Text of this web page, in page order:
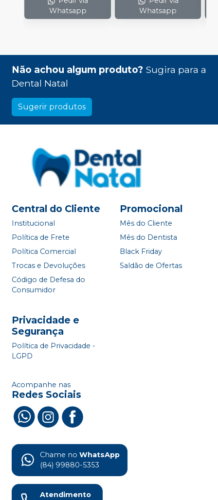
Whatsapp
Whatsapp
Não achou algum produto? Sugira para a
Dental Natal
Sugerir produtos
Central do Cliente
Institucional
Política de Frete
Política Comercial
Trocas e Devoluções
Código de Defesa do
Consumidor
Promocional
Mês do Cliente
Mês do Dentista
Black Friday
Saldão de Ofertas
Privacidade e
Segurança
Política de Privacidade -
LGPD
Acompanhe nas
Redes Sociais
Chame no WhatsApp
(84) 99880-5353
Atendimento